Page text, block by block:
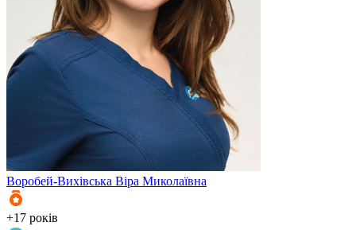
Воробей-Вихівська Віра Миколаївна
+17 років